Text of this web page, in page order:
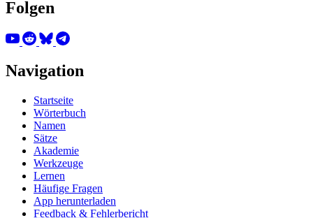
Folgen
Navigation
Startseite
Wörterbuch
Namen
Sätze
Akademie
Werkzeuge
Lernen
Häufige Fragen
App herunterladen
Feedback & Fehlerbericht